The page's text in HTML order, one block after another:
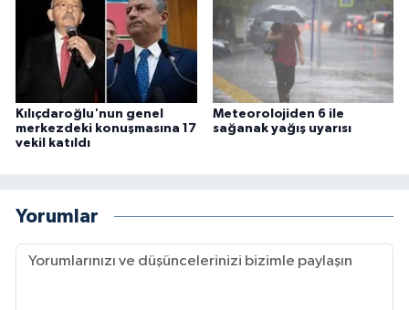
Kılıçdaroğlu'nun genel
merkezdeki konuşmasına 17
vekil katıldı
Meteorolojiden 6 ile
sağanak yağış uyarısı
Yorumlar